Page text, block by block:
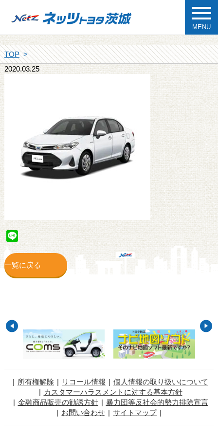
MENU
TOP
2020.03.25
Line
一覧に戻る
所有権解除 リコール情報
個人情報の取り扱いについて
カスタマーハラスメントに対する基本方針
金融商品販売の勧誘方針
暴力団等反社会的勢力排除宣言
お問い合わせ
サイトマップ